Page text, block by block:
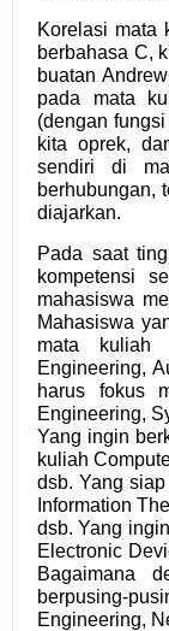
Korelasi mata
berbahasa C,
buatan
pada mata
(dengan
kita oprek,
sendiri di
berhubungan,
diajarkan.
Pada saat
kompetensi
mahasiswa
Mahasiswa
mata kuliah
Engineering,
harus fokus
Engineering,
Yang ingin
kuliah
dsb. Yang
Information
dsb. Yang
Electronic
Bagaimana
berpusing-
Engineering,